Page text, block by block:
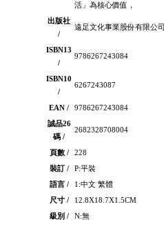
活」為核心價值，
出版社
/
遠足文化事業股份有限公司
ISBN13
/
9786267243084
ISBN10
/
6267243087
EAN /
9786267243084
誠品26
碼 /
2682328708004
頁數 /
228
裝訂 /
P:平裝
語言 /
1:中文 繁體
尺寸 /
12.8X18.7X1.5CM
級別 /
N:無